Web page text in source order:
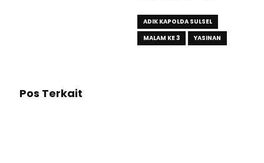
ADIK KAPOLDA SULSEL
MALAM KE 3
YASINAN
Pos Terkait